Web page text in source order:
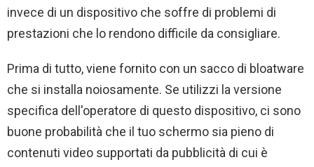
invece di un dispositivo che soffre di problemi di
prestazioni che lo rendono difficile da consigliare.
Prima di tutto, viene fornito con un sacco di bloatware
che si installa noiosamente. Se utilizzi la versione
specifica dell'operatore di questo dispositivo, ci sono
buone probabilità che il tuo schermo sia pieno di
contenuti video supportati da pubblicità di cui è